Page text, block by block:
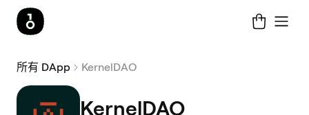
所有 DApp KernelDAO
KernelDAO